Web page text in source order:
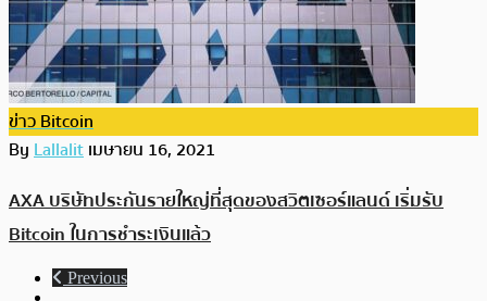
ข่าว Bitcoin
ByLallalitเมษายน 16, 2021
AXA บริษัทประกันรายใหญ่ที่สุดของสวิตเซอร์แลนด์ เริ่มรับ
Bitcoin ในการชำระเงินแล้ว
Previous